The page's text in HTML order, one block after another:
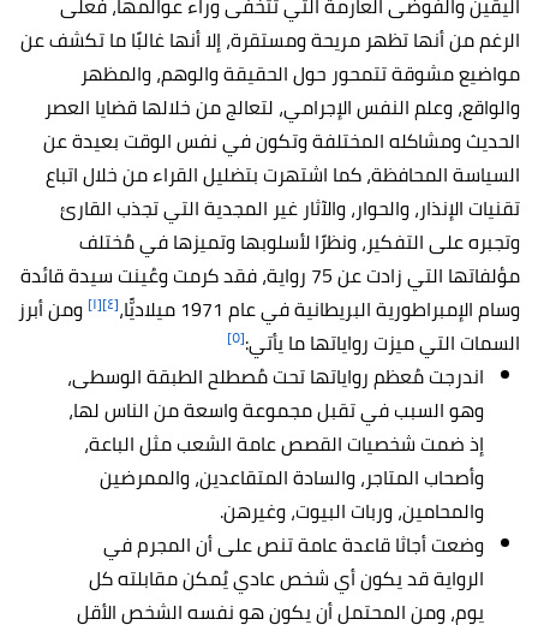
الرغم من أنها تظهر مريحة ومستقرة، إلا أنها غالبًا ما تكشف عن
مواضيع مشوقة تتمحور حول الحقيقة والوهم، والمظهر
والواقع، وعلم النفس الإجرامي، لتعالج من خلالها قضايا العصر
الحديث ومشاكله المختلفة وتكون في نفس الوقت بعيدة عن
السياسة المحافظة، كما اشتهرت بتضليل القراء من خلال اتباع
تقنيات الإنذار، والحوار، والآثار غير المجدية التي تجذب القارئ
وتجبره على التفكير، ونظرًا لأسلوبها وتميزها في مُختلف
مؤلفاتها التي زادت عن 75 رواية، فقد كرمت وعُينت سيدة قائدة
وسام الإمبراطورية البريطانية في عام 1971 ميلاديًّا،
[٤] [١] ومن أبرز
السمات التي ميزت رواياتها ما يأتي:[٥]
اندرجت مُعظم رواياتها تحت مُصطلح الطبقة الوسطى،
وهو السبب في تقبل مجموعة واسعة من الناس لها،
إذ ضمت شخصيات القصص عامة الشعب مثل الباعة،
وأصحاب المتاجر، والسادة المتقاعدين، والممرضين
والمحامين، وربات البيوت، وغيرهن.
وضعت أجاثا قاعدة عامة تنص على أن المجرم في
الرواية قد يكون أي شخص عادي يُمكن مقابلته كل
يوم، ومن المحتمل أن يكون هو نفسه الشخص الأقل